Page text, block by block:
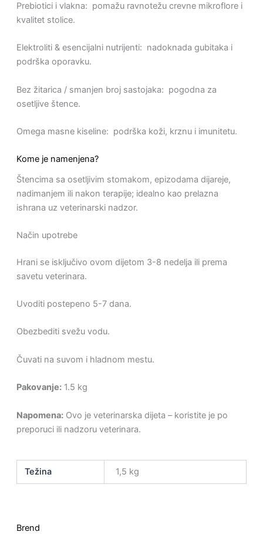
Prebiotici i vlakna: pomažu ravnotežu crevne mikroflore i
kvalitet stolice.
Elektroliti & esencijalni nutrijenti: nadoknada gubitaka i
podrška oporavku.
Bez žitarica / smanjen broj sastojaka: pogodna za
osetljive štence.
Omega masne kiseline: podrška koži, krznu i imunitetu.
Kome je namenjena?
Štencima sa osetljivim stomakom, epizodama dijareje,
nadimanjem ili nakon terapije; idealno kao prelazna
ishrana uz veterinarski nadzor.
Način upotrebe
Hrani se isključivo ovom dijetom 3-8 nedelja ili prema
savetu veterinara.
Uvoditi postepeno 5-7 dana.
Obezbediti svežu vodu.
Čuvati na suvom i hladnom mestu.
Pakovanje:1.5 kg
Napomena:Ovo je veterinarska dijeta – koristite je po
preporuci ili nadzoru veterinara.
Težina 1,5 kg
Brend